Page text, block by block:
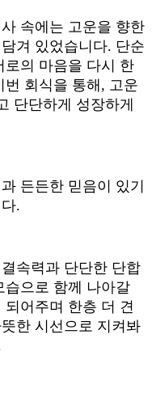
속에는 고운을 향한
겨 있었습니다. 단순
로의 마음을 다시 한
번 회식을 통해, 고운
단단하게 성장하게
든든한 믿음이 있기
.
속력과 단단한 단합
습으로 함께 나아갈
어주며 한층 더 견
한 시선으로 지켜봐